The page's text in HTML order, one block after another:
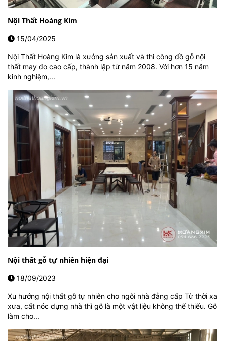
Nội Thất Hoàng Kim
15/04/2025
Nội Thất Hoàng Kim là xưởng sản xuất và thi công đồ gỗ nội
thất may đo cao cấp, thành lập từ năm 2008. Với hơn 15 năm
kinh nghiệm,...
Nội thất gỗ tự nhiên hiện đại
18/09/2023
Xu hướng nội thất gỗ tự nhiên cho ngôi nhà đẳng cấp Từ thời xa
xưa, cất nóc dựng nhà thì gỗ là một vật liệu không thể thiếu. Gỗ
làm cho...